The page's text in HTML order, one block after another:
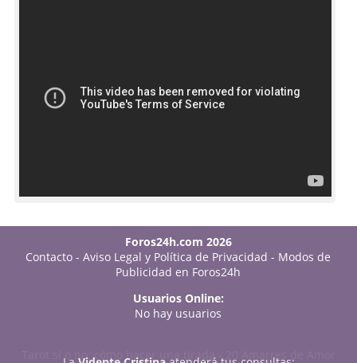
Foros24h.com 2026
Contacto -Aviso Legal y Política de Privacidad - Modos de
Publicidad en Foros24h
Usuarios Online:
No hay usuarios
Tarot sí o no: cómo hacer una tirada-
20 Amarres de Amor